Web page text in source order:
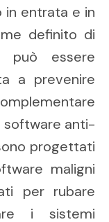
entrata e in
definito di
può essere
a prevenire
software anti-
progettati
maligni
per rubare
i sistemi